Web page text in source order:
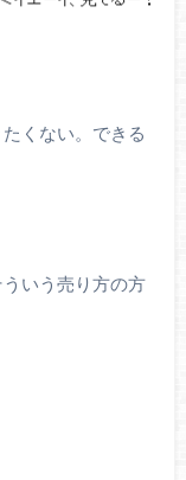
くない。できる
いう売り方の方